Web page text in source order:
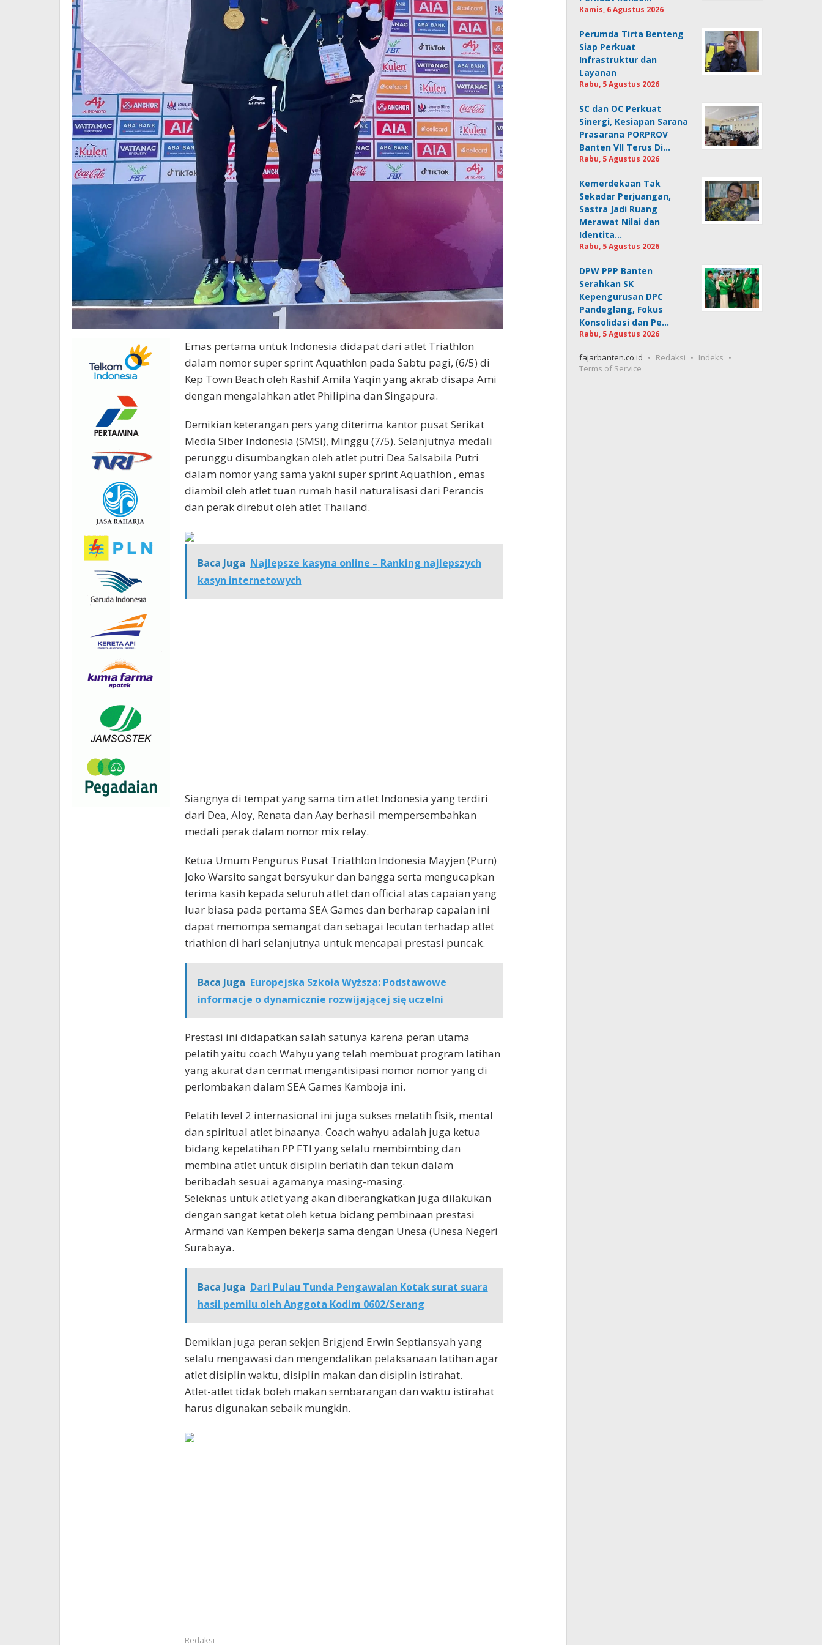
Emas pertama untuk Indonesia didapat dari atlet Triathlon
dalam nomor super sprint Aquathlon pada Sabtu pagi, (6/5) di
Kep Town Beach oleh Rashif Amila Yaqin yang akrab disapa Ami
dengan mengalahkan atlet Philipina dan Singapura.
Demikian keterangan pers yang diterima kantor pusat Serikat
Media Siber Indonesia (SMSI), Minggu (7/5). Selanjutnya medali
perunggu disumbangkan oleh atlet putri Dea Salsabila Putri
dalam nomor yang sama yakni super sprint Aquathlon , emas
diambil oleh atlet tuan rumah hasil naturalisasi dari Perancis
dan perak direbut oleh atlet Thailand.
Baca Juga Najlepsze kasyna online – Ranking najlepszych
kasyn internetowych
Siangnya di tempat yang sama tim atlet Indonesia yang terdiri
dari Dea, Aloy, Renata dan Aay berhasil mempersembahkan
medali perak dalam nomor mix relay.
Ketua Umum Pengurus Pusat Triathlon Indonesia Mayjen (Purn)
Joko Warsito sangat bersyukur dan bangga serta mengucapkan
terima kasih kepada seluruh atlet dan official atas capaian yang
luar biasa pada pertama SEA Games dan berharap capaian ini
dapat memompa semangat dan sebagai lecutan terhadap atlet
triathlon di hari selanjutnya untuk mencapai prestasi puncak.
Baca Juga Europejska Szkoła Wyższa: Podstawowe
informacje o dynamicznie rozwijającej się uczelni
Prestasi ini didapatkan salah satunya karena peran utama
pelatih yaitu coach Wahyu yang telah membuat program latihan
yang akurat dan cermat mengantisipasi nomor nomor yang di
perlombakan dalam SEA Games Kamboja ini.
Pelatih level 2 internasional ini juga sukses melatih fisik, mental
dan spiritual atlet binaanya. Coach wahyu adalah juga ketua
bidang kepelatihan PP FTI yang selalu membimbing dan
membina atlet untuk disiplin berlatih dan tekun dalam
beribadah sesuai agamanya masing-masing.
Seleknas untuk atlet yang akan diberangkatkan juga dilakukan
dengan sangat ketat oleh ketua bidang pembinaan prestasi
Armand van Kempen bekerja sama dengan Unesa (Unesa Negeri
Surabaya.
Baca Juga Dari Pulau Tunda Pengawalan Kotak surat suara
hasil pemilu oleh Anggota Kodim 0602/Serang
Demikian juga peran sekjen Brigjend Erwin Septiansyah yang
selalu mengawasi dan mengendalikan pelaksanaan latihan agar
atlet disiplin waktu, disiplin makan dan disiplin istirahat.
Atlet-atlet tidak boleh makan sembarangan dan waktu istirahat
harus digunakan sebaik mungkin.
Redaksi
Kamis, 6 Agustus 2026
Perumda Tirta Benteng
Siap Perkuat
Infrastruktur dan
Layanan
Rabu, 5 Agustus 2026
SC dan OC Perkuat
Sinergi, Kesiapan Sarana
Prasarana PORPROV
Banten VII Terus Di…
Rabu, 5 Agustus 2026
Kemerdekaan Tak
Sekadar Perjuangan,
Sastra Jadi Ruang
Merawat Nilai dan
Identita…
Rabu, 5 Agustus 2026
DPW PPP Banten
Serahkan SK
Kepengurusan DPC
Pandeglang, Fokus
Konsolidasi dan Pe…
Rabu, 5 Agustus 2026
fajarbanten.co.id Redaksi
Indeks
Terms of Service